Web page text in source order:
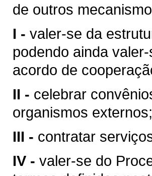
de outros
I - valer-se da
podendo ainda
acordo de
II - celebrar
organismos externos;
III - contratar
IV - valer-se do